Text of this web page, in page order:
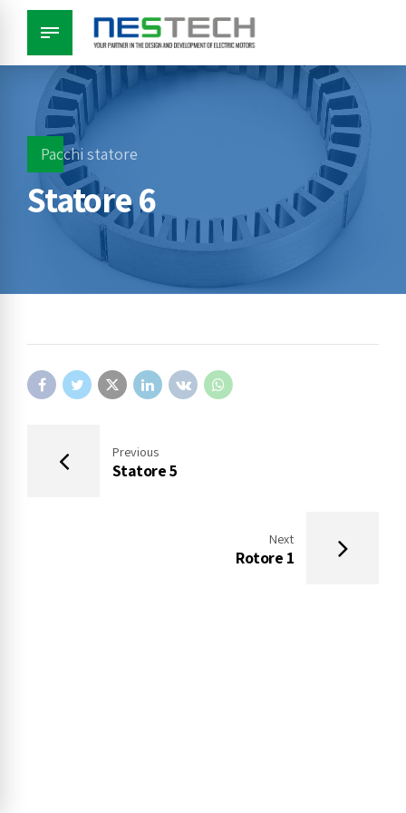
Pacchi statore
Statore 6
Previous
Statore 5
Next
Rotore 1